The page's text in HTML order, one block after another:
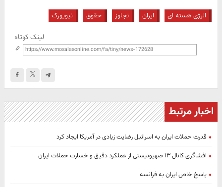
انرژی هسته ای ایران تجاوز حقوق نیویورک
لینک کوتاه
اخبار مرتبط
قدرت حملات ایران به اسرائیل رضایت زیادی در آمریکا ایجاد کرد
افشاگری کانال ۱۳ صهیونیستی از عملکرد دقیق و خسارت حملات ایران
پاسخ خاص ایران به فرانسه